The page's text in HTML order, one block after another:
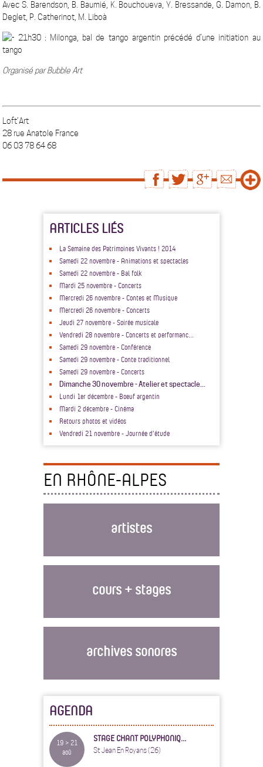
Avec S. Barendson, B. Baumié, K. Bouchoueva, Y. Bressande, G. Damon, B.
Deglet, P. Catherinot, M. Liboà
21h30 : Milonga, bal de tango argentin précédé d’une initiation au
tango
Organisé par Bubble Art
Loft’Art
28 rue Anatole France
06 03 78 64 68
ARTICLES LIÉS
La Semaine des Patrimoines Vivants ! 2014
Samedi 22 novembre - Animations et spectacles
Samedi 22 novembre - Bal folk
Mardi 25 novembre - Concerts
Mercredi 26 novembre - Contes et Musique
Mercredi 26 novembre - Concerts
Jeudi 27 novembre - Soirée musicale
Vendredi 28 novembre - Concerts et performanc...
Samedi 29 novembre - Conférence
Samedi 29 novembre - Conte traditionnel
Samedi 29 novembre - Concerts
Dimanche 30 novembre - Atelier et spectacle...
Lundi 1er décembre - Boeuf argentin
Mardi 2 décembre - Cinéma
Retours photos et vidéos
Vendredi 21 novembre - Journée d’étude
EN RHÔNE-ALPES
artistes
cours + stages
archives sonores
AGENDA
19 > 21
aoû
STAGE CHANT POLYPHONIQ...
St Jean En Royans (26)